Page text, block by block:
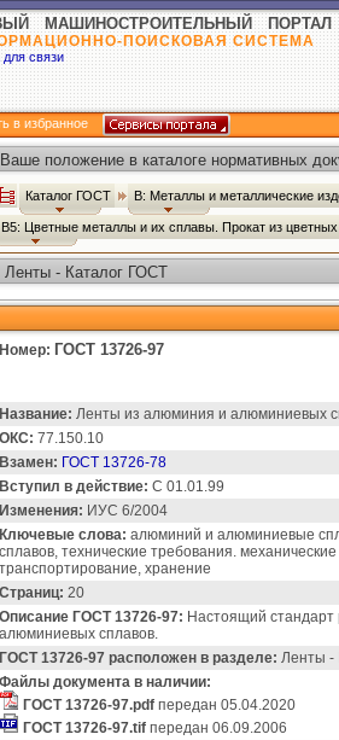
МАШИНОСТРОИТЕЛЬНЫЙ ПОРТАЛ
ПОИСКОВАЯ СИСТЕМА
связи
в избранное
Ваше положение в каталоге нормативных
Каталог ГОСТ В: Металлы и металлические
В5: Цветные металлы и их сплавы. Прокат из
Ленты - Каталог ГОСТ
Номер: ГОСТ 13726-97
Название: Ленты из алюминия и алюминиевых
ОКС: 77.150.10
Взамен: ГОСТ 13726-78
Вступил в действие: С 01.01.99
Изменения: ИУС 6/2004
Ключевые слова: алюминий и алюминиевые
сплавов, технические требования.
транспортирование, хранение
Страниц: 20
Описание ГОСТ 13726-97: Настоящий
алюминиевых сплавов.
ГОСТ 13726-97 расположен в разделе: Ленты -
Файлы документа в наличии:
ГОСТ 13726-97.pdf передан 05.04.2020
ГОСТ 13726-97.tif передан 06.09.2006